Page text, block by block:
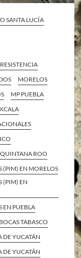
SANTA LUCÍA
MORELOS
MP PUEBLA
QUINTANA ROO
(PIM) EN MORELOS
(PIM) EN
EN PUEBLA
TABASCO
DE YUCATÁN
DE YUCATÁN